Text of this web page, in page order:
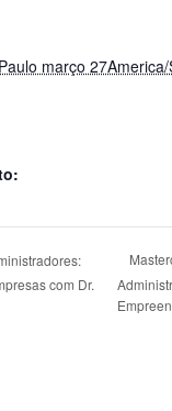
março
com Dr.